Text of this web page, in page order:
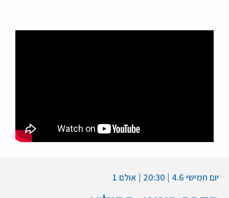
יום חמישי 4.6 | 20:30 | אולם 1